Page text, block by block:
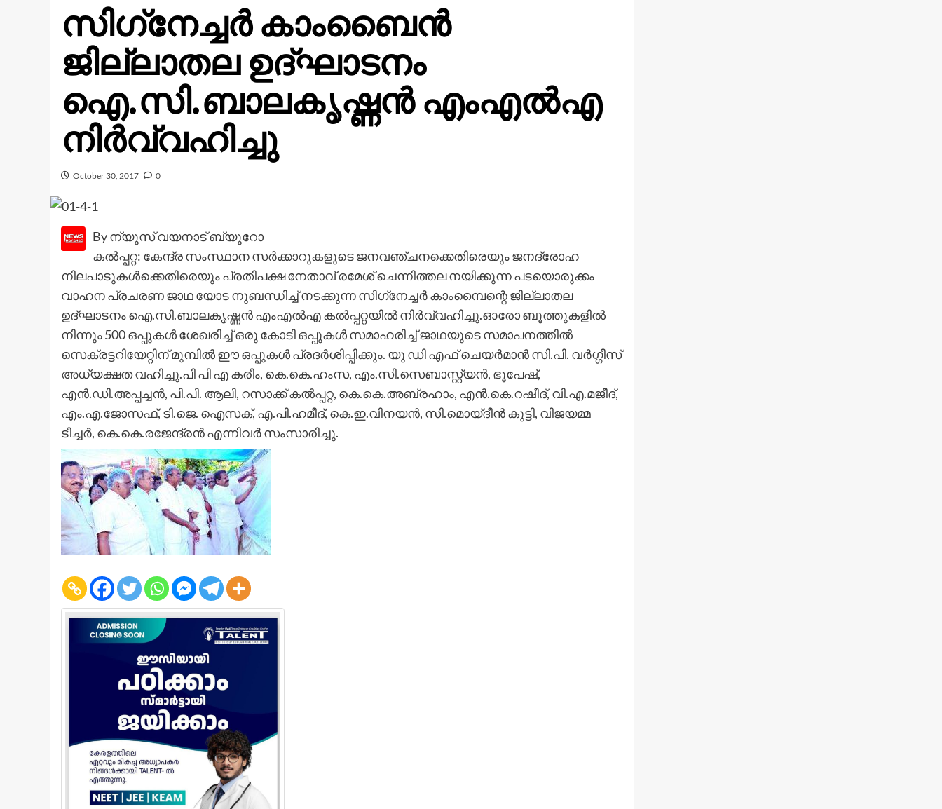
സിഗ്‌നേച്ചര്‍ കാംബൈന്‍
ജില്ലാതല ഉദ്ഘാടനം
ഐ.സി.ബാലകൃഷ്ണന്‍ എംഎല്‍എ
നിര്‍വ്വഹിച്ചു
October 30, 2017 0
By ന്യൂസ് വയനാട് ബ്യൂറോ
കല്‍പ്പറ്റ: കേന്ദ്ര സംസ്ഥാന സര്‍ക്കാറുകളുടെ ജനവഞ്ചനക്കെതിരെയും ജനദ്രോഹ
നിലപാടുകള്‍ക്കെതിരെയും പ്രതിപക്ഷ നേതാവ് രമേശ് ചെന്നിത്തല നയിക്കുന്ന പടയൊരുക്കം
വാഹന പ്രചരണ ജാഥ യോട നുബന്ധിച്ച് നടക്കുന്ന സിഗ്‌നേച്ചര്‍ കാംമ്പൈന്റെ ജില്ലാതല
ഉദ്ഘാടനം ഐ.സി.ബാലകൃഷ്ണന്‍ എംഎല്‍എ കല്‍പ്പറ്റയില്‍ നിര്‍വ്വഹിച്ചു.ഓരോ ബൂത്തുകളില്‍
നിന്നും 500 ഒപ്പുകള്‍ ശേഖരിച്ച് ഒരു കോടി ഒപ്പുകള്‍ സമാഹരിച്ച് ജാഥയുടെ സമാപനത്തില്‍
സെക്രട്ടറിയേറ്റിന് മുമ്പില്‍ ഈ ഒപ്പുകള്‍ പ്രദര്‍ശിപ്പിക്കും. യു ഡി എഫ് ചെയര്‍മാന്‍ സി.പി. വര്‍ഗ്ഗീസ്
അധ്യക്ഷത വഹിച്ചു.പി പി എ കരീം, കെ.കെ.ഹംസ, എം.സി.സെബാസ്റ്റ്യന്‍, ഭൂപേഷ്,
എന്‍.ഡി.അപ്പച്ചന്‍, പി.പി. ആലി, റസാക്ക് കല്‍പ്പറ്റ, കെ.കെ.അബ്രഹാം, എന്‍.കെ.റഷീദ്, വി.എ.മജീദ്,
എം.എ.ജോസഫ്, ടി.ജെ. ഐസക്, എ.പി.ഹമീദ്, കെ.ഇ.വിനയന്‍, സി.മൊയ്ദീന്‍ കുട്ടി, വിജയമ്മ
ടീച്ചര്‍, കെ.കെ.രജേന്ദ്രന്‍ എന്നിവര്‍ സംസാരിച്ചു.